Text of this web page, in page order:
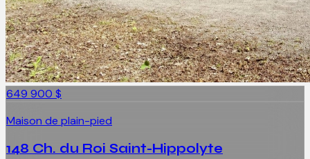
649 900 $
Maison de plain-pied
148 Ch. du Roi Saint-Hippolyte